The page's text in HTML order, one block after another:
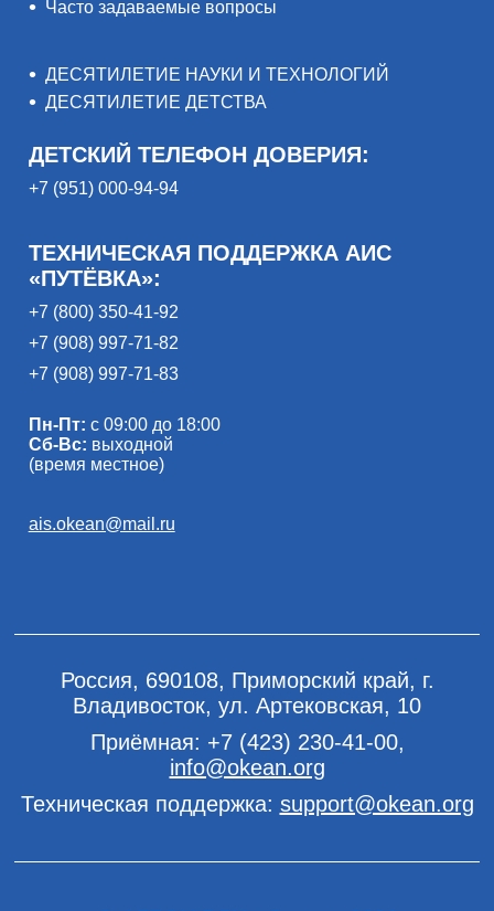
Часто задаваемые вопросы
ДЕСЯТИЛЕТИЕ НАУКИ И ТЕХНОЛОГИЙ
ДЕСЯТИЛЕТИЕ ДЕТСТВА
ДЕТСКИЙ ТЕЛЕФОН ДОВЕРИЯ:
+7 (951) 000-94-94
ТЕХНИЧЕСКАЯ ПОДДЕРЖКА АИС
«ПУТЁВКА»:
+7 (800) 350-41-92
+7 (908) 997-71-82
+7 (908) 997-71-83
Пн-Пт: с 09:00 до 18:00
Сб-Вс: выходной
(время местное)
ais.okean@mail.ru
Россия, 690108, Приморский край, г.
Владивосток, ул. Артековская, 10
Приёмная: +7 (423) 230-41-00,
info@okean.org
Техническая поддержка: support@okean.org